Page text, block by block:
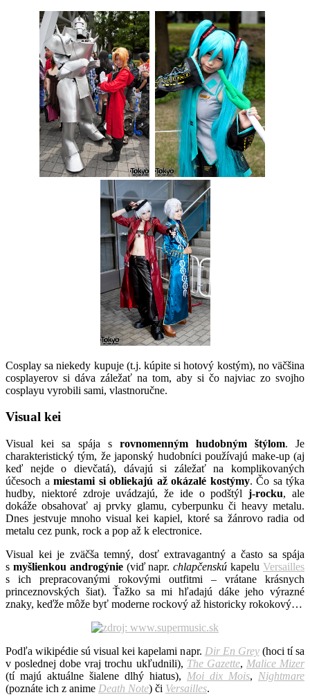
Cosplay sa niekedy kupuje (t.j. kúpite si hotový kostým), no väčšina
cosplayerov si dáva záležať na tom, aby si čo najviac zo svojho
cosplayu vyrobili sami, vlastnoručne.
Visual kei
Visual kei sa spája s rovnomenným hudobným štýlom. Je
charakteristický tým, že japonský hudobníci používajú make-up (aj
keď nejde o dievčatá), dávajú si záležať na komplikovaných
účesoch a miestami si obliekajú až okázalé kostýmy. Čo sa týka
hudby, niektoré zdroje uvádzajú, že ide o podštýlj-rocku, ale
dokáže obsahovať aj prvky glamu, cyberpunku či heavy metalu.
Dnes jestvuje mnoho visual kei kapiel, ktoré sa žánrovo radia od
metalu cez punk, rock a pop až k electronice.
Visual kei je zväčša temný, dosť extravagantný a často sa spája
s myšlienkou androgýnie(viď napr.chlapčenskú kapeluVersailles
s ich prepracovanými rokovými outfitmi – vrátane krásnych
princeznovských šiat). Ťažko sa mi hľadajú dáke jeho výrazné
znaky, keďže môže byť moderne rockový až historicky rokokový…
Podľa wikipédie sú visual kei kapelami napr. Dir En Grey(hoci tí sa
v poslednej dobe vraj trochu ukľudnili), The Gazette, Malice Mizer
(tí majú aktuálne šialene dlhý hiatus), Moi dix Mois, Nightmare
(poznáte ich z anime Death Note) či Versailles.